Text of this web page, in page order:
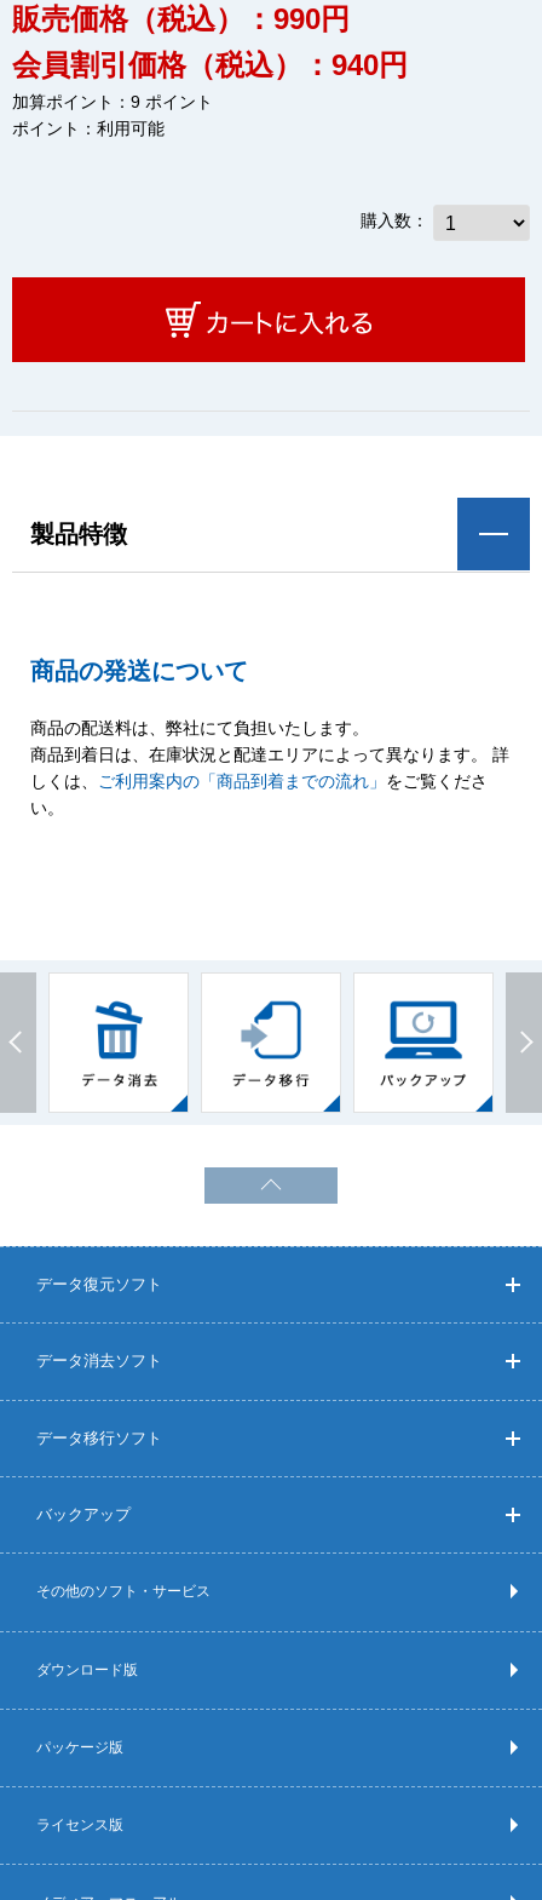
販売価格（税込）：990円
会員割引価格（税込）：940円
加算ポイント：9 ポイント
ポイント： 利用可能
購入数：
製品特徴
商品の発送について
商品の配送料は、弊社にて負担いたします。
商品到着日は、在庫状況と配達エリアによって異なります。 詳
しくは、
ご利用案内の「商品到着までの流れ」 をご覧くださ
い。
データ復元ソフト
データ消去ソフト
データ移行ソフト
バックアップ
その他のソフト・サービス
ダウンロード版
パッケージ版
ライセンス版